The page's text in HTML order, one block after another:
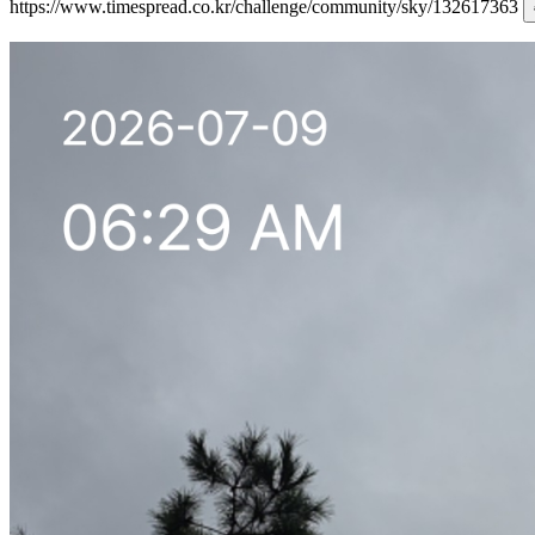
https://www.timespread.co.kr/challenge/community/sky/132617363